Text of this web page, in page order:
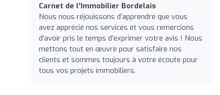
Carnet de l'Immobilier Bordelais
Nous nous réjouissons d’apprendre que vous
avez apprécié nos services et vous remercions
d’avoir pris le temps d’exprimer votre avis ! Nous
mettons tout en œuvre pour satisfaire nos
clients et sommes toujours à votre écoute pour
tous vos projets immobiliers.